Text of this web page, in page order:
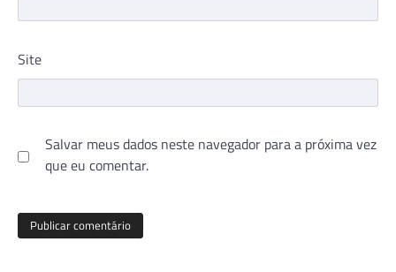
Site
Salvar meus dados neste navegador para a próxima vez
que eu comentar.